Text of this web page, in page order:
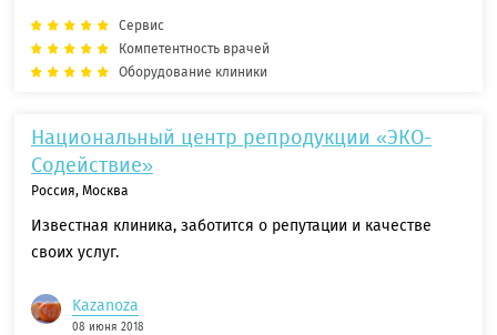
Сервис
Компетентность врачей
Оборудование клиники
Национальный центр репродукции «ЭКО-
Содействие»
Россия, Москва
Известная клиника, заботится о репутации и качестве
своих услуг.
Kazanoza
08 июня 2018